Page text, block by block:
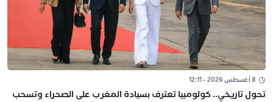
8 أغسطس 2026 - 12:11
تحول تاريخي.. كولومبيا تعترف بسيادة المغرب على الصحراء وتسحب